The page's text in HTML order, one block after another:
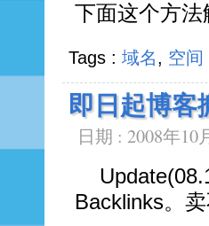
下面这个方法
Tags : 域名, 空间
即日起博客
日期 : 2008年10
Backlinks。